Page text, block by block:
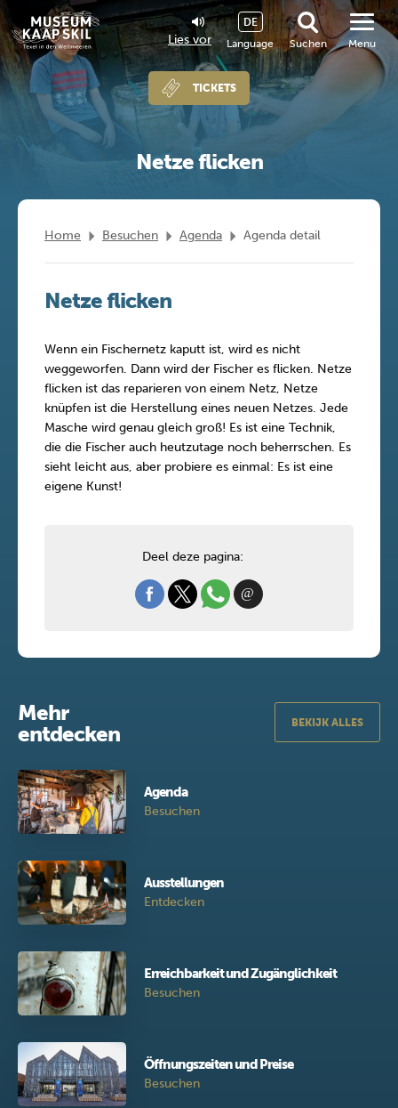
Lies vor Language
DE
Suchen
TICKETS
Menu
Netze flicken
Home Besuchen Agenda Agenda detail
Netze flicken
Wenn ein Fischernetz kaputt ist, wird es nicht
weggeworfen. Dann wird der Fischer es flicken. Netze
flicken ist das reparieren von einem Netz, Netze
knüpfen ist die Herstellung eines neuen Netzes. Jede
Masche wird genau gleich groß! Es ist eine Technik,
die die Fischer auch heutzutage noch beherrschen. Es
sieht leicht aus, aber probiere es einmal: Es ist eine
eigene Kunst!
Deel deze pagina:
Mehr
entdecken
BEKIJK ALLES
Agenda
Besuchen
Ausstellungen
Entdecken
Erreichbarkeit und Zugänglichkeit
Besuchen
Öffnungszeiten und Preise
Besuchen